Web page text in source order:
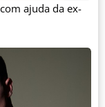
ajuda da ex-